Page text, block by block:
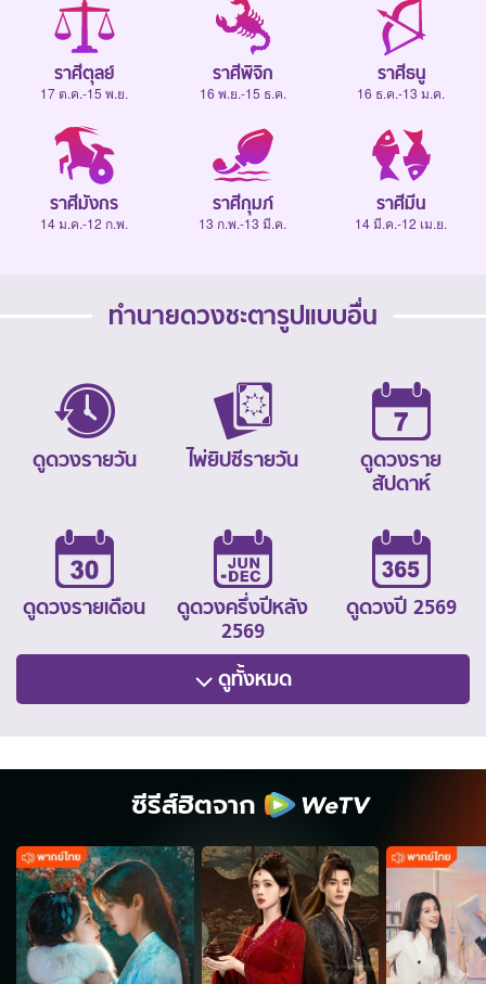
ราศีตุลย์
17 ต.ค.-15 พ.ย.
ราศีพิจิก
16 พ.ย.-15 ธ.ค.
ราศีธนู
16 ธ.ค.-13 ม.ค.
ราศีมังกร
14 ม.ค.-12 ก.พ.
ราศีกุมภ์
13 ก.พ.-13 มี.ค.
ราศีมีน
14 มี.ค.-12 เม.ย.
ทำนายดวงชะตารูปแบบอื่น
ดูดวงรายวัน ไพ่ยิปซีรายวัน
ดูดวงราย
สัปดาห์
ดูดวงรายเดือน
ดูดวงครึ่งปีหลัง
2569
ดูดวงปี 2569
ดูทั้งหมด
ซีรีส์ฮิตจาก